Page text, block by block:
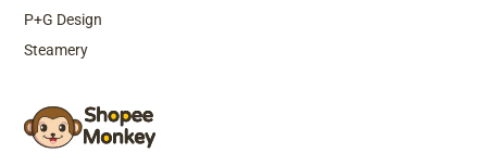
P+G Design
Steamery